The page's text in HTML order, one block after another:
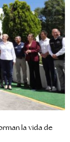
la vida de